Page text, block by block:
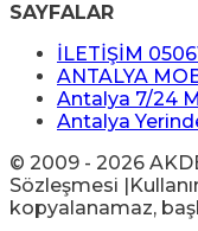
SAYFALAR
İLETİŞİM
ANTALYA
Antalya 7/24
Antalya
© 2009 - 2026
Sözleşmesi
kopyalanamaz,